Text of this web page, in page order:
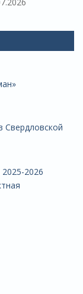
Свердловской
2026